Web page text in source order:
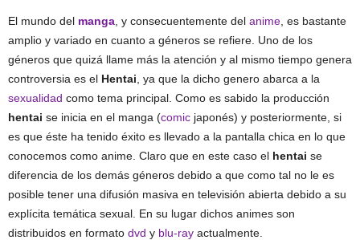
El mundo del manga , y consecuentemente del anime , es bastante
amplio y variado en cuanto a géneros se refiere. Uno de los
géneros que quizá llame más la atención y al mismo tiempo genera
controversia es el Hentai , ya que la dicho genero abarca a la
sexualidad como tema principal. Como es sabido la producción
hentai se inicia en el manga (comic japonés) y posteriormente, si
es que éste ha tenido éxito es llevado a la pantalla chica en lo que
conocemos como anime. Claro que en este caso el hentai se
diferencia de los demás géneros debido a que como tal no le es
posible tener una difusión masiva en televisión abierta debido a su
explícita temática sexual. En su lugar dichos animes son
distribuidos en formato dvd y blu-ray actualmente.